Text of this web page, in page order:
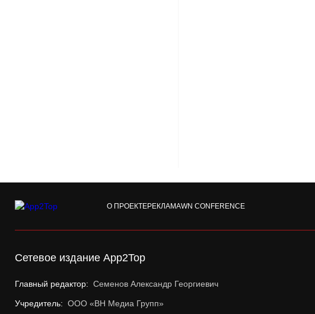
О ПРОЕКТЕРЕКЛАМАWN CONFERENCE
Сетевое издание App2Top
Главный редактор: Семенов Александр Георгиевич
Учредитель: ООО «ВН Медиа Групп»